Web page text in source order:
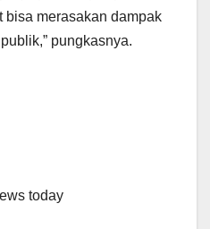
bisa merasakan dampak
pungkasnya.
today